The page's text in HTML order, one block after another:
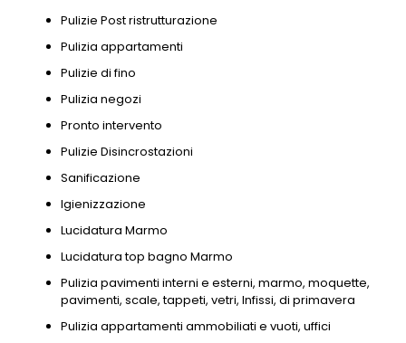
Pulizie Post ristrutturazione
Pulizia appartamenti
Pulizie di fino
Pulizia negozi
Pronto intervento
Pulizie Disincrostazioni
Sanificazione
Igienizzazione
Lucidatura Marmo
Lucidatura top bagno Marmo
Pulizia pavimenti interni e esterni, marmo, moquette,
pavimenti, scale, tappeti, vetri, Infissi, di primavera
Pulizia appartamenti ammobiliati e vuoti, uffici